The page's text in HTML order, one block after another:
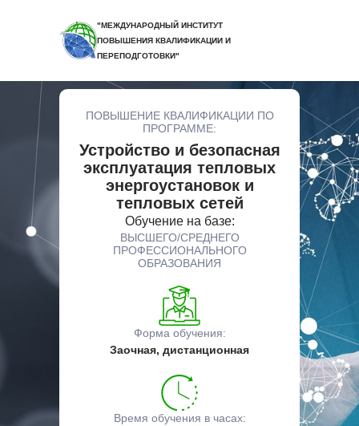
"МЕЖДУНАРОДНЫЙ ИНСТИТУТ
ПОВЫШЕНИЯ КВАЛИФИКАЦИИ И
ПЕРЕПОДГОТОВКИ"
ПОВЫШЕНИЕ КВАЛИФИКАЦИИ ПО
ПРОГРАММЕ:
Устройство и безопасная
эксплуатация тепловых
энергоустановок и
тепловых сетей
Обучение на базе:
ВЫСШЕГО/СРЕДНЕГО
ПРОФЕССИОНАЛЬНОГО
ОБРАЗОВАНИЯ
Форма обучения:
Заочная, дистанционная
Время обучения в часах: